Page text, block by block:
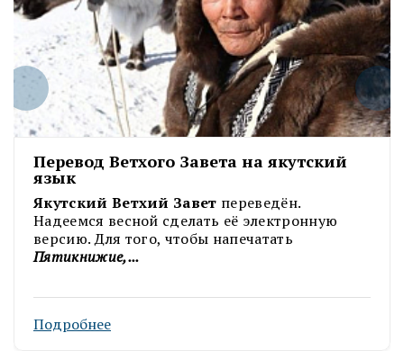
Перевод Ветхого Завета на якутский
язык
Якутский Ветхий Завет переведён.
Надеемся весной сделать её электронную
версию. Для того, чтобы напечатать
Пятикнижие,...
Подробнее